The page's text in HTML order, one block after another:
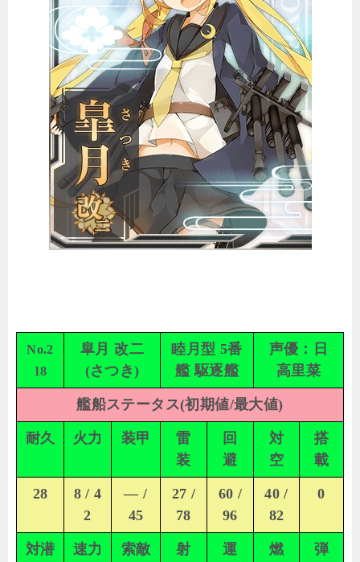
No.2
18
皐月 改二
(さつき)
睦月型 5番
艦 駆逐艦
声優：日
高里菜
艦船ステータス(初期値/最大値)
耐久 火力 装甲
雷
装
回
避
対
空
搭
載
28
8 / 4
2
— /
45
27 /
78
60 /
96
40 /
82
0
対潜 速力 索敵
射
運
燃
弾